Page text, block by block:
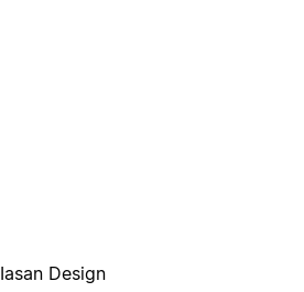
Iasan Design